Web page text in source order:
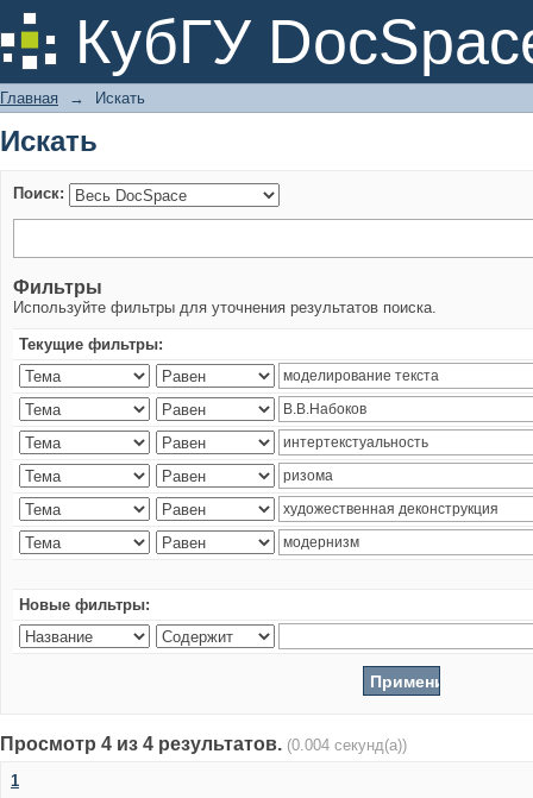
КубГУ
Искать
Главная → Искать
Искать
Поиск:
Фильтры
Используйте фильтры для уточнения результатов поиска.
Текущие фильтры:
Новые фильтры:
Просмотр 4 из 4 результатов. (0.004 секунд(а))
1